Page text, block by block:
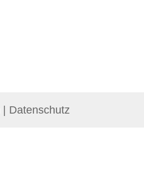
Datenschutz